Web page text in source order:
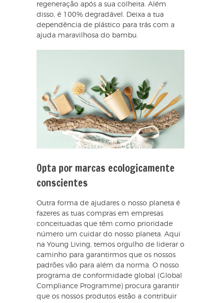
regeneração após a sua colheita. Além
disso, é 100% degradável. Deixa a tua
dependência de plástico para trás com a
ajuda maravilhosa do bambu.
Opta por marcas ecologicamente
conscientes
Outra forma de ajudares o nosso planeta é
fazeres as tuas compras em empresas
conceituadas que têm como prioridade
número um cuidar do nosso planeta. Aqui
na Young Living, temos orgulho de liderar o
caminho para garantirmos que os nossos
padrões vão para além da norma. O nosso
programa de conformidade global (Global
Compliance Programme) procura garantir
que os nossos produtos estão a contribuir